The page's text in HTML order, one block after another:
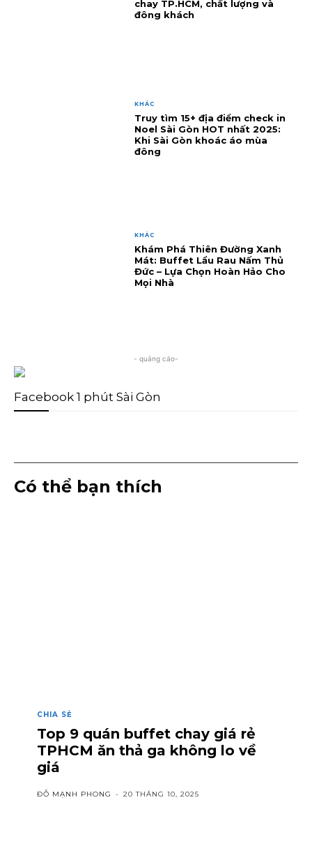
chay TP.HCM, chất lượng và
đông khách
KHÁC
Truy tìm 15+ địa điểm check in
Noel Sài Gòn HOT nhất 2025:
Khi Sài Gòn khoác áo mùa
đông
KHÁC
Khám Phá Thiên Đường Xanh
Mát: Buffet Lẩu Rau Nấm Thủ
Đức – Lựa Chọn Hoàn Hảo Cho
Mọi Nhà
- quảng cáo-
Facebook 1 phút Sài Gòn
Có thể bạn thích
CHIA SẺ
Top 9 quán buffet chay giá rẻ
TPHCM ăn thả ga không lo về
giá
ĐỖ MẠNH PHONG - 20 THÁNG 10, 2025